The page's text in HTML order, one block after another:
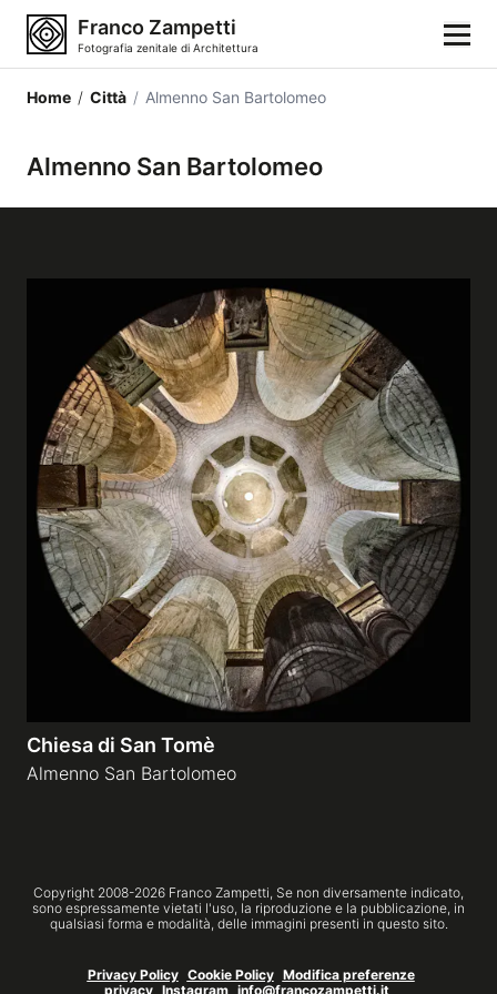
Franco Zampetti
Fotografia zenitale di Architettura
Luoghi
Città
Stili architettonici
Elementi architettonici
Architetti e autori
Gallerie a tema
Sequenze
Mostre
Home / Città / Almenno San Bartolomeo
Almenno San Bartolomeo
Chiesa di San Tomè
Almenno San Bartolomeo
Copyright 2008-2026 Franco Zampetti, Se non diversamente indicato,
sono espressamente vietati l'uso, la riproduzione e la pubblicazione, in
qualsiasi forma e modalità, delle immagini presenti in questo sito.
Privacy Policy Cookie Policy Modifica preferenze
privacy Instagram info@francozampetti.it